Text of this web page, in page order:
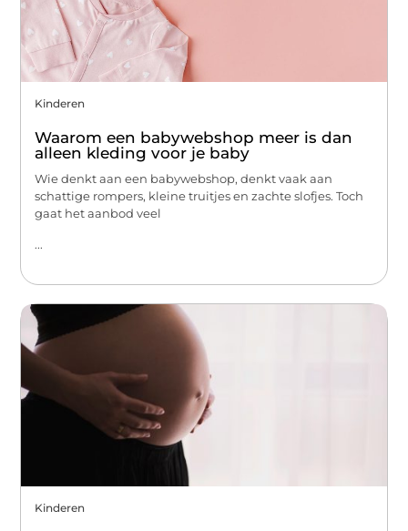
Kinderen
Waarom een babywebshop meer is dan
alleen kleding voor je baby
Wie denkt aan een babywebshop, denkt vaak aan
schattige rompers, kleine truitjes en zachte slofjes. Toch
gaat het aanbod veel
...
Kinderen